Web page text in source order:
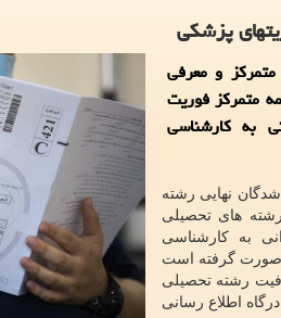
پزشکی
و معرفی
متمرکز فوریت
به کارشناسی
نهایی رشته
های تحصیلی
به کارشناسی
صورت گرفته است
رشته تحصیلی
اطلاع رسانی